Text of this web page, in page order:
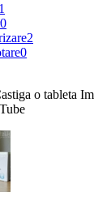
0
2
0
o tableta